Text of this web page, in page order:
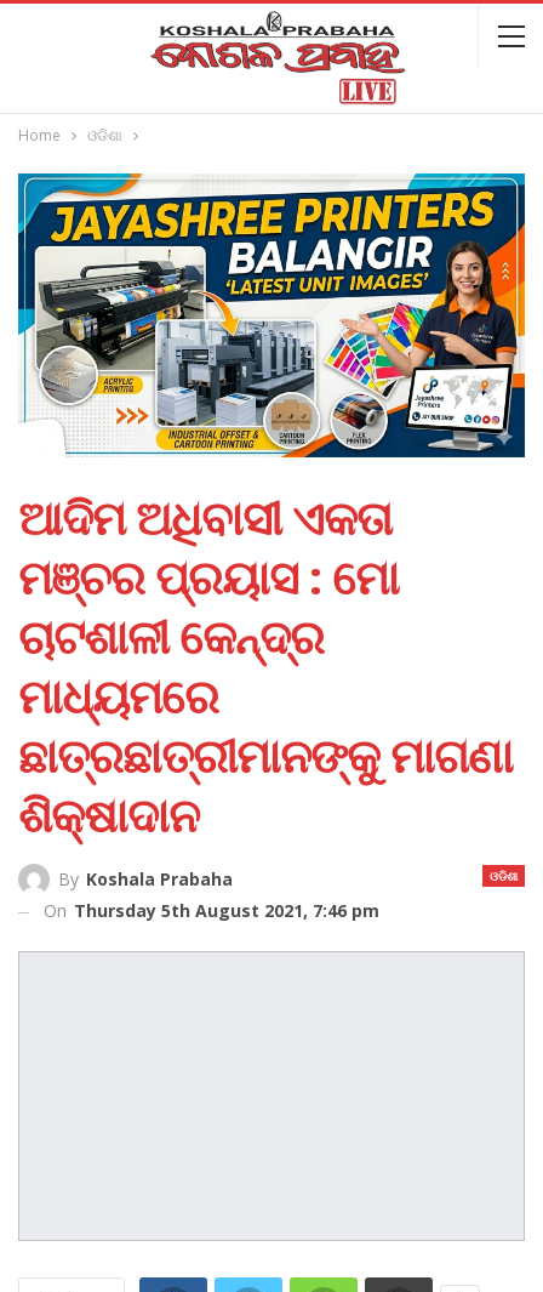
Home ଓଡିଶା
ଆଦିମ ଅଧିବାସୀ ଏକତା
ମଞ୍ଚର ପ୍ରୟାସ : ମୋ
ଚାଟଶାଳୀ କେନ୍ଦ୍ର
ମାଧ୍ୟମରେ
ଛାତ୍ରଛାତ୍ରୀମାନଙ୍କୁ ମାଗଣା
ଶିକ୍ଷାଦାନ
ଓଡିଶା
By Koshala Prabaha
On Thursday 5th August 2021, 7:46 pm